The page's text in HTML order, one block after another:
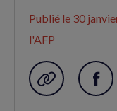
Publié le 30
l'AFP
Garder en